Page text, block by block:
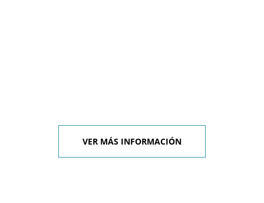
VER MÁS INFORMACIÓN